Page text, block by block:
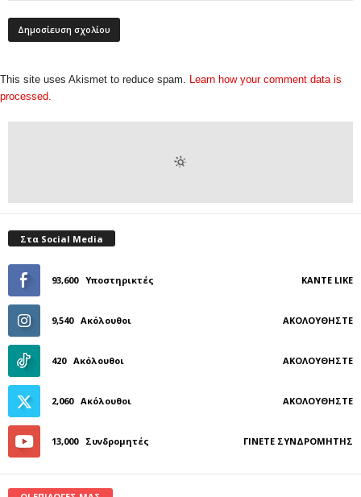
This site uses Akismet to reduce spam. Learn how your comment data is
processed.
Στα Social Media
93,600 Υποστηρικτές ΚΆΝΤΕ LIKE
9,540 Ακόλουθοι ΑΚΟΛΟΥΘΉΣΤΕ
420 Ακόλουθοι ΑΚΟΛΟΥΘΉΣΤΕ
2,060 Ακόλουθοι ΑΚΟΛΟΥΘΉΣΤΕ
13,000 Συνδρομητές ΓΊΝΕΤΕ ΣΥΝΔΡΟΜΗΤΉΣ